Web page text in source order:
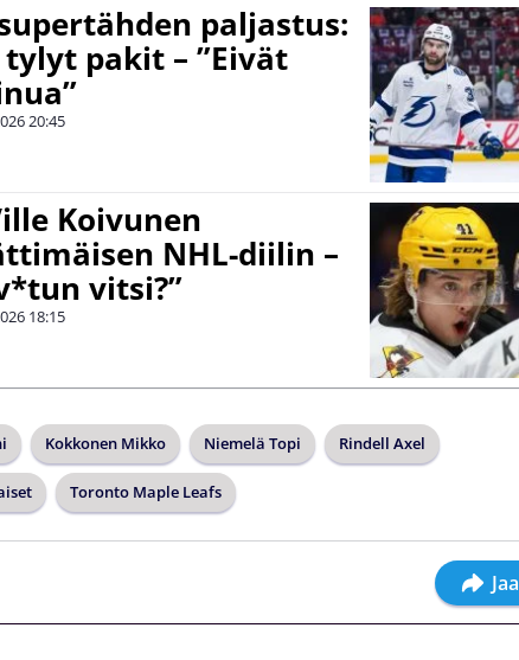
paljastus:
pakit – ”Eivät
20:45
Koivunen
NHL-diilin –
vitsi?”
18:15
Kokkonen Mikko Niemelä Topi Rindell Axel
Toronto Maple Leafs
Jaa